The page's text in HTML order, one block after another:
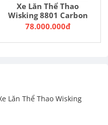
Xe Lăn Thể Thao
Wisking 8801 Carbon
78.000.000đ
Lăn Thể Thao Wisking